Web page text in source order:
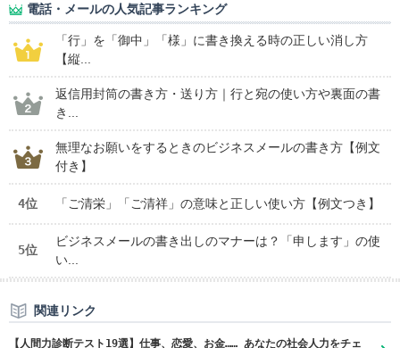
電話・メールの人気記事ランキング
「行」を「御中」「様」に書き換える時の正しい消し方
【縦...
返信用封筒の書き方・送り方｜行と宛の使い方や裏面の書
き...
無理なお願いをするときのビジネスメールの書き方【例文
付き】
4位 「ご清栄」「ご清祥」の意味と正しい使い方【例文つき】
5位
ビジネスメールの書き出しのマナーは？「申します」の使
い...
関連リンク
【人間力診断テスト19選】仕事、恋愛、お金…… あなたの社会人力をチェ